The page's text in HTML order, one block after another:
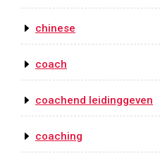
chinese
coach
coachend leidinggeven
coaching